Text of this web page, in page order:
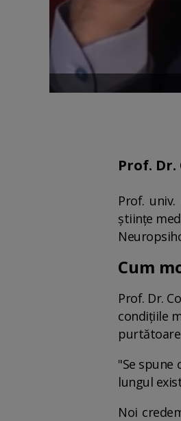
Prof.
Prof.
științe
Cum
Prof. Dr.
condițiile
"Se
lungul
Noi